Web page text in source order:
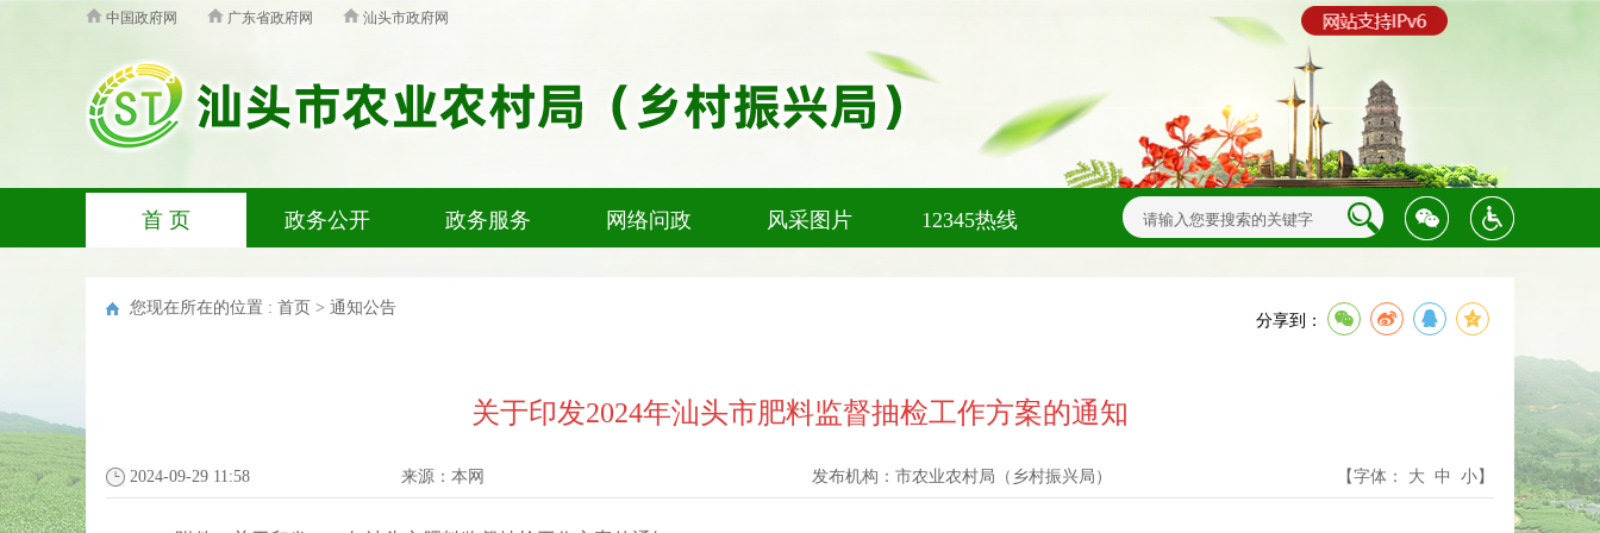
中国政府网 广东省政府网 汕头市政府网
首 页 政务公开 政务服务 网络问政 风采图片 12345热线
您现在所在的位置 : 首页 > 通知公告
分享到：
关于印发2024年汕头市肥料监督抽检工作方案的通知
2024-09-29 11:58 来源： 本网 发布机构： 市农业农村局（乡村振兴局） 【字体： 大 中 小】